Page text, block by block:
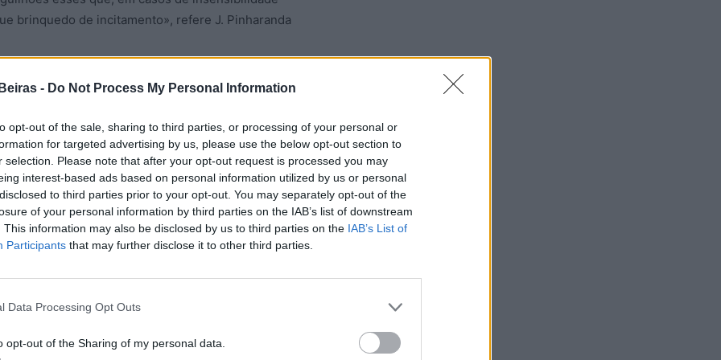
- Do Not Process My Personal Information
opt-out of the sale, sharing to third parties, or processing of your personal or
for targeted advertising by us, please use the below opt-out section to
selection. Please note that after your opt-out request is processed you may
interest-based ads based on personal information utilized by us or personal
to third parties prior to your opt-out. You may separately opt-out of the
of your personal information by third parties on the IAB’s list of downstream
This information may also be disclosed by us to third parties on the IAB’s List of
Participants that may further disclose it to other third parties.
Data Processing Opt Outs
opt-out of the Sharing of my personal data.
brinquedo de incitamento», refere J. Pinharanda
«que esperavam apoios vindos das
Aldeia Velha, Vale de Espinhos, Fóios …,
de cacetes, aos gritos, em discussão e protesto,
permitiu a alguns, mais violentos, ou
aos das Finanças”, e “fogo à Câmara” – o que
manifestantes, já dos circunstantes».
alguém, e o problema estaria resolvido” –
da semana seguinte, a 17 de Fevereiro», escreve
não estão para gritos ordenados a um
as portas da Câmara, pedem pistolas, pedem
mas, em plena barafunda, ignora-se se tais
ladram pouco…) ou se apenas se destinam a criar
responde aos proclames, ameaçam incendiar o